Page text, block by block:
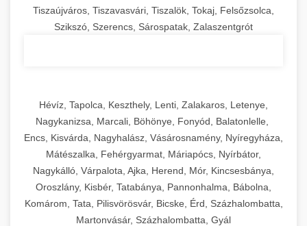
Tiszaújváros, Tiszavasvári, Tiszalök, Tokaj, Felsőzsolca,
Szikszó, Szerencs, Sárospatak, Zalaszentgrót
Hévíz, Tapolca, Keszthely, Lenti, Zalakaros, Letenye,
Nagykanizsa, Marcali, Böhönye, Fonyód, Balatonlelle,
Encs, Kisvárda, Nagyhalász, Vásárosnamény, Nyíregyháza,
Mátészalka, Fehérgyarmat, Máriapócs, Nyírbátor,
Nagykálló, Várpalota, Ajka, Herend, Mór, Kincsesbánya,
Oroszlány, Kisbér, Tatabánya, Pannonhalma, Bábolna,
Komárom, Tata, Pilisvörösvár, Bicske, Érd, Százhalombatta,
Martonvásár, Százhalombatta, Gyál